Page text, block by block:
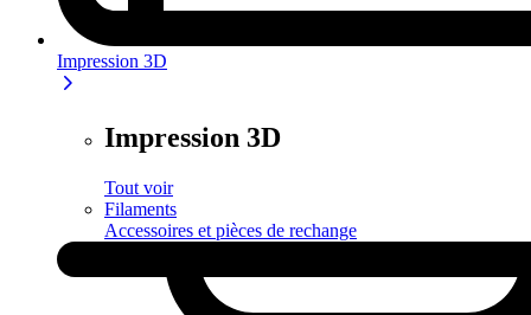
Impression 3D
Impression 3D
Tout voir
Filaments
Accessoires et pièces de rechange